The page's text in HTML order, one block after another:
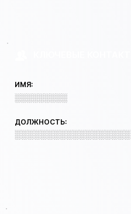
ИМЯ:
░░░░░░░░░
ДОЛЖНОСТЬ:
░░░░░░░░░░░░░░░░░░